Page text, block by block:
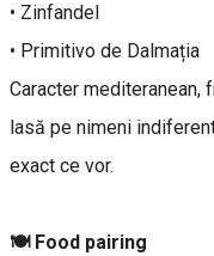
• Zinfandel
• Primitivo de Dalmația
Caracter mediteranean,
lasă pe nimeni
exact ce vor.
🍽 Food pairing